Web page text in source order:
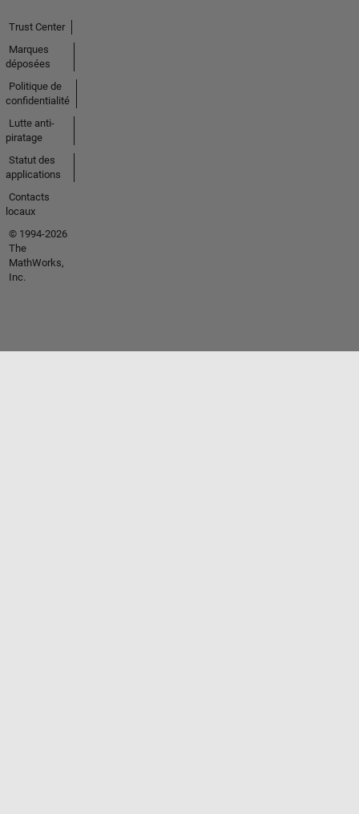
Trust Center
Marques
déposées
Politique de
confidentialité
Lutte anti-
piratage
Statut des
applications
Contacts
locaux
© 1994-2026
The
MathWorks,
Inc.